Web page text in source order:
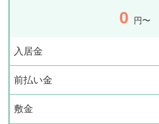
0 円〜
入居金
前払い金
敷金